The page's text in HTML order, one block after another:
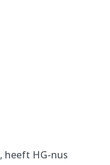
heeft HG-nus